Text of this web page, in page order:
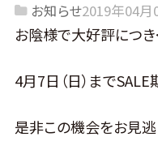
お知らせ2019年04月
お陰様で大好評につ
4月7日（日）までSALE
是非この機会をお見逃